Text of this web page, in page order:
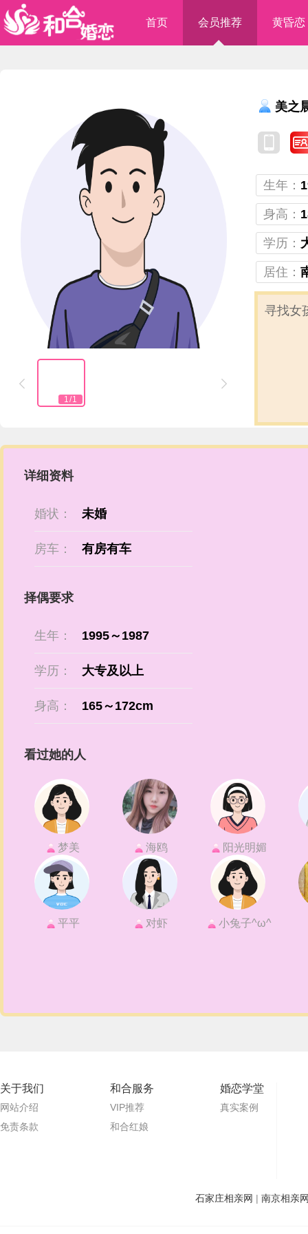
首页 会员推荐 黄昏恋

1/1

美之
生年：
身高：
学历：
居住：
寻找女
详细资料
婚状： 未婚
房车： 有房有车
择偶要求
生年： 1995～1987
学历： 大专及以上
身高： 165～172cm
看过她的人
梦美 海鸥 阳光明媚
平平 对虾 小兔子^ω^
关于我们
网站介绍
免责条款
和合服务
VIP推荐
和合红娘
婚恋学堂
真实案例
石家庄相亲网 | 南京相亲